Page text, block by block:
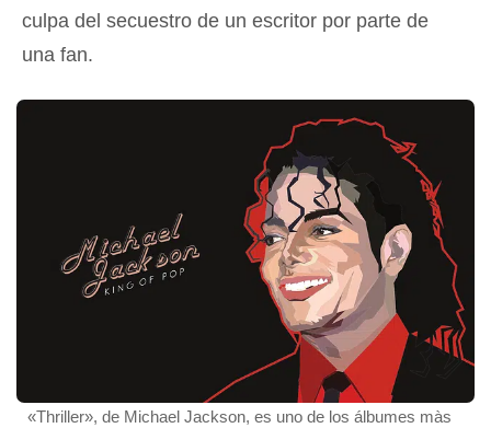
culpa del secuestro de un escritor por parte de
una fan.
«Thriller», de Michael Jackson, es uno de los álbumes màs